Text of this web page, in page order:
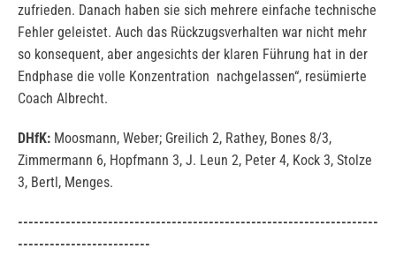
zufrieden. Danach haben sie sich mehrere einfache technische
Fehler geleistet. Auch das Rückzugsverhalten war nicht mehr
so konsequent, aber angesichts der klaren Führung hat in der
Endphase die volle Konzentration nachgelassen“, resümierte
Coach Albrecht.
DHfK: Moosmann, Weber; Greilich 2, Rathey, Bones 8/3,
Zimmermann 6, Hopfmann 3, J. Leun 2, Peter 4, Kock 3, Stolze
3, Bertl, Menges.
--------------------------------------------------------------------
-------------------------